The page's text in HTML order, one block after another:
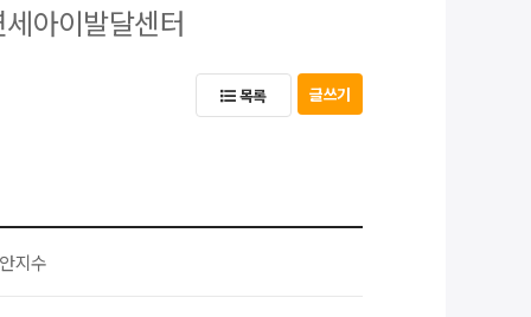
아이발달센터
목록 글쓰기
안지수